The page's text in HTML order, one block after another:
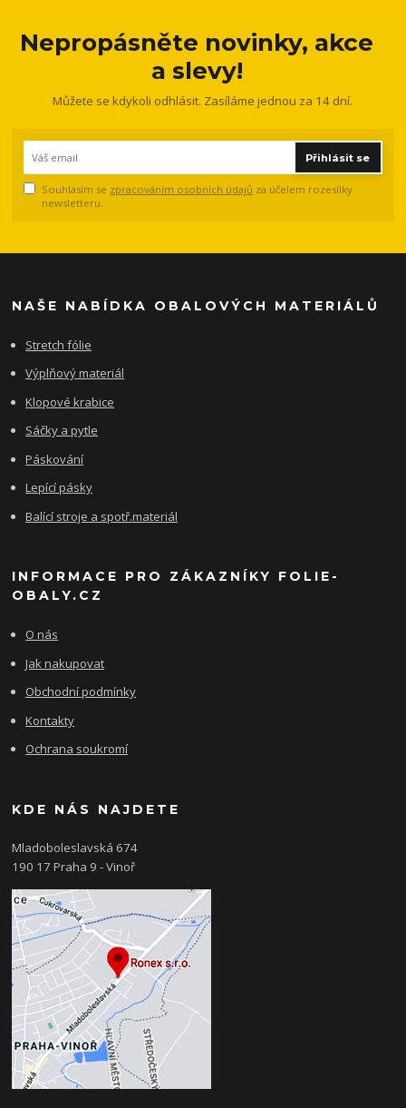
Nepropásněte novinky, akce
a slevy!
Můžete se kdykoli odhlásit. Zasíláme jednou za 14 dní.
Přihlásit se
Souhlasím se zpracováním osobních údajů za účelem rozesílky
newsletteru.
NAŠE NABÍDKA OBALOVÝCH MATERIÁLŮ
Stretch fólie
Výplňový materiál
Klopové krabice
Sáčky a pytle
Páskování
Lepící pásky
Balící stroje a spotř.materiál
INFORMACE PRO ZÁKAZNÍKY FOLIE-
OBALY.CZ
O nás
Jak nakupovat
Obchodní podmínky
Kontakty
Ochrana soukromí
KDE NÁS NAJDETE
Mladoboleslavská 674
190 17 Praha 9 - Vinoř